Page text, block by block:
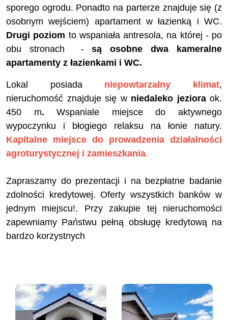
sporego ogrodu. Ponadto na parterze znajduje się (z
osobnym wejściem) apartament w łazienką i WC.
Drugi poziom to wspaniała antresola, na której - po
obu stronach -są osobne dwa kameralne
apartamenty z łazienkami i WC.
Lokal posiada niepowtarzalny klimat,
nieruchomość znajduje się w niedaleko jezioraok.
450 m.Wspaniale miejsce do aktywnego
wypoczynku i błogiego relaksu na łonie natury.
Kapitalne miejsce do prowadzenia działalności
agroturystycznej i zamieszkania.
Zapraszamy do prezentacji i na bezpłatne badanie
zdolności kredytowej. Oferty wszystkich banków w
jednym miejscu!. Przy zakupie tej nieruchomości
zapewniamy Państwu pełną obsługę kredytową na
bardzo korzystnych